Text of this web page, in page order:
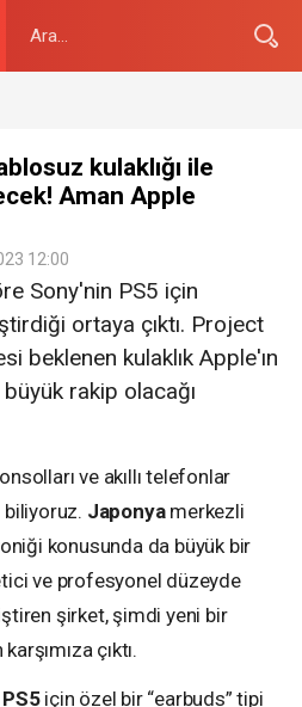
kulaklığı ile
Aman Apple
12:00
Sony'nin PS5 için
ortaya çıktı. Project
beklenen kulaklık Apple'ın
rakip olacağı
ve akıllı telefonlar
Japonyamerkezli
konusunda da büyük bir
ve profesyonel düzeyde
şirket, şimdi yeni bir
çıktı.
PS5için özel bir “earbuds” tipi